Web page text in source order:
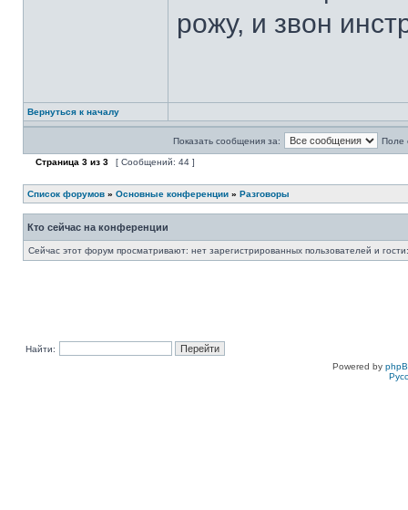
рожу, и звон
Вернуться к началу
Показать сообщения за: Поле
Страница 3 из 3 [ Сообщений: 44 ]
Список форумов » Основные конференции » Разговоры
Кто сейчас на конференции
Сейчас этот форум просматривают: нет зарегистрированных пользователей и
Найти:
Powered by